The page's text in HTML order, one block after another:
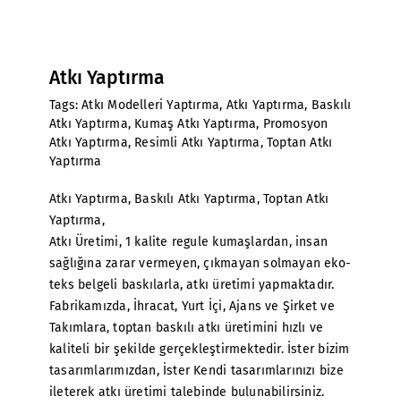
Atkı Yaptırma
Tags:Atkı Modelleri Yaptırma, Atkı Yaptırma, Baskılı
Atkı Yaptırma, Kumaş Atkı Yaptırma, Promosyon
Atkı Yaptırma, Resimli Atkı Yaptırma, Toptan Atkı
Yaptırma
Atkı Yaptırma, Baskılı Atkı Yaptırma, Toptan Atkı
Yaptırma,
Atkı Üretimi, 1 kalite regule kumaşlardan, insan
sağlığına zarar vermeyen, çıkmayan solmayan eko-
teks belgeli baskılarla, atkı üretimi yapmaktadır.
Fabrikamızda, İhracat, Yurt İçi, Ajans ve Şirket ve
Takımlara, toptan baskılı atkı üretimini hızlı ve
kaliteli bir şekilde gerçekleştirmektedir. İster bizim
tasarımlarımızdan, İster Kendi tasarımlarınızı bize
ileterek atkı üretimi talebinde bulunabilirsiniz.